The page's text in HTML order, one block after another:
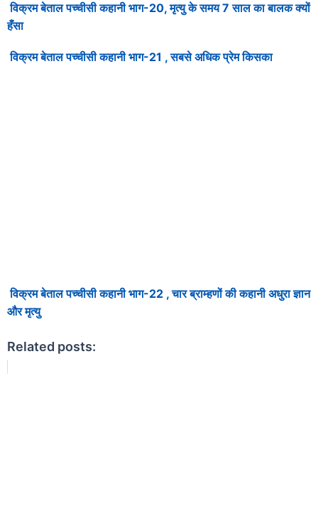
विक्रम बेताल पच्चीसी कहानी भाग-20, मृत्यु के समय 7 साल का बालक क्यों
हँसा
विक्रम बेताल पच्चीसी कहानी भाग-21 , सबसे अधिक प्रेम किसका
विक्रम बेताल पच्चीसी कहानी भाग-22 , चार ब्राम्हणों की कहानी अधुरा ज्ञान
और मृत्यु
Related posts: